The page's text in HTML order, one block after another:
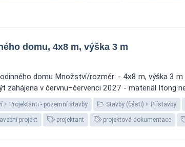
domu, 4x8 m, výška 3 m
domu Množství/rozměr: - 4x8 m, výška 3
zahájena v červnu–červenci 2027 - materiál Itong
Projektanti - pozemní stavby Stavby (části) Přístavby
projekt projektant projektová dokumentace